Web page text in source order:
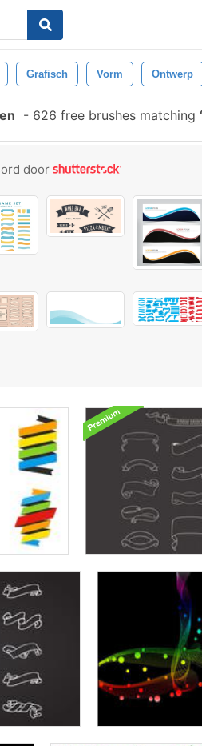
Grafisch Vorm Ontwerp
- 626 free brushes matching
door